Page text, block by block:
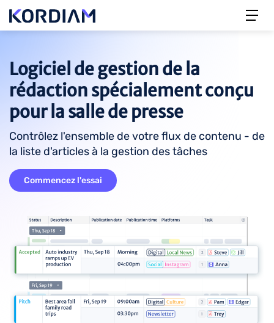
Logiciel de gestion de la
rédaction spécialement conçu
pour la salle de presse
Contrôlez l'ensemble de votre flux de contenu - de
la liste d'articles à la gestion des tâches
Commencez l'essai
Image